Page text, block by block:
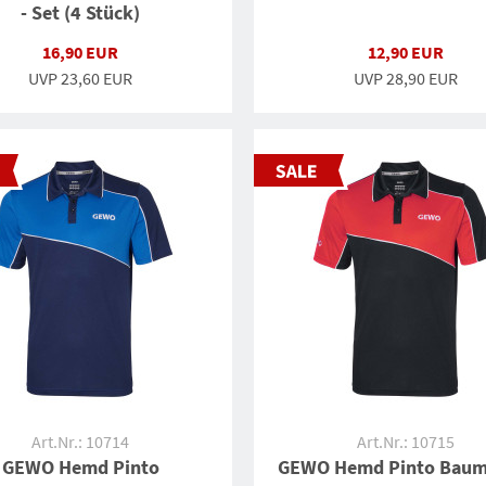
- Set (4 Stück)
16,90 EUR
UVP23,60 EUR
12,90 EUR
UVP28,90 EUR
Art.Nr.: 10714
GEWO Hemd Pinto
Art.Nr.: 10715
GEWO Hemd Pinto